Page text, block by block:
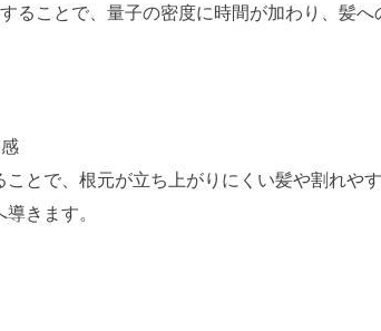
ることで、量子の密度に時間が加わり、髪へ
とで、根元が立ち上がりにくい髪や割れや
きます。